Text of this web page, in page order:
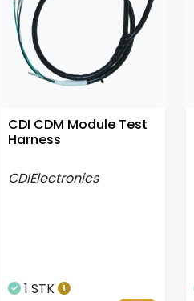
CDI CDM Module Test
Harness
CDIElectronics
1 STK